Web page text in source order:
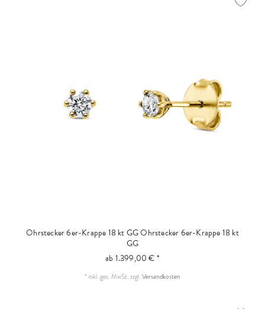
Ohrstecker 6er-Krappe 18 kt GGOhrstecker 6er-Krappe 18 kt
GG
ab 1.399,00 € *
* inkl. ges. MwSt.zzgl.Versandkosten